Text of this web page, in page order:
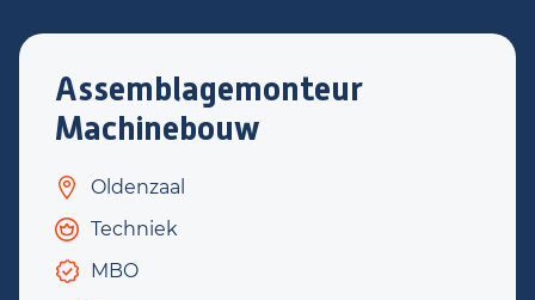
Assemblagemonteur
Machinebouw
Oldenzaal
Techniek
MBO